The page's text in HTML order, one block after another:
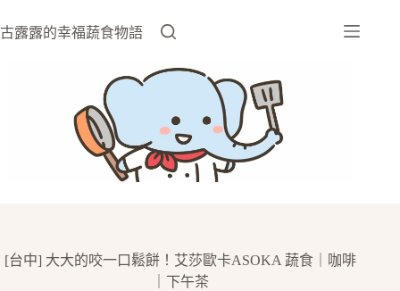
至
古露露的幸福蔬食物語
[台中] 大大的咬一口鬆餅！艾莎歐卡ASOKA 蔬食｜咖啡
｜下午茶